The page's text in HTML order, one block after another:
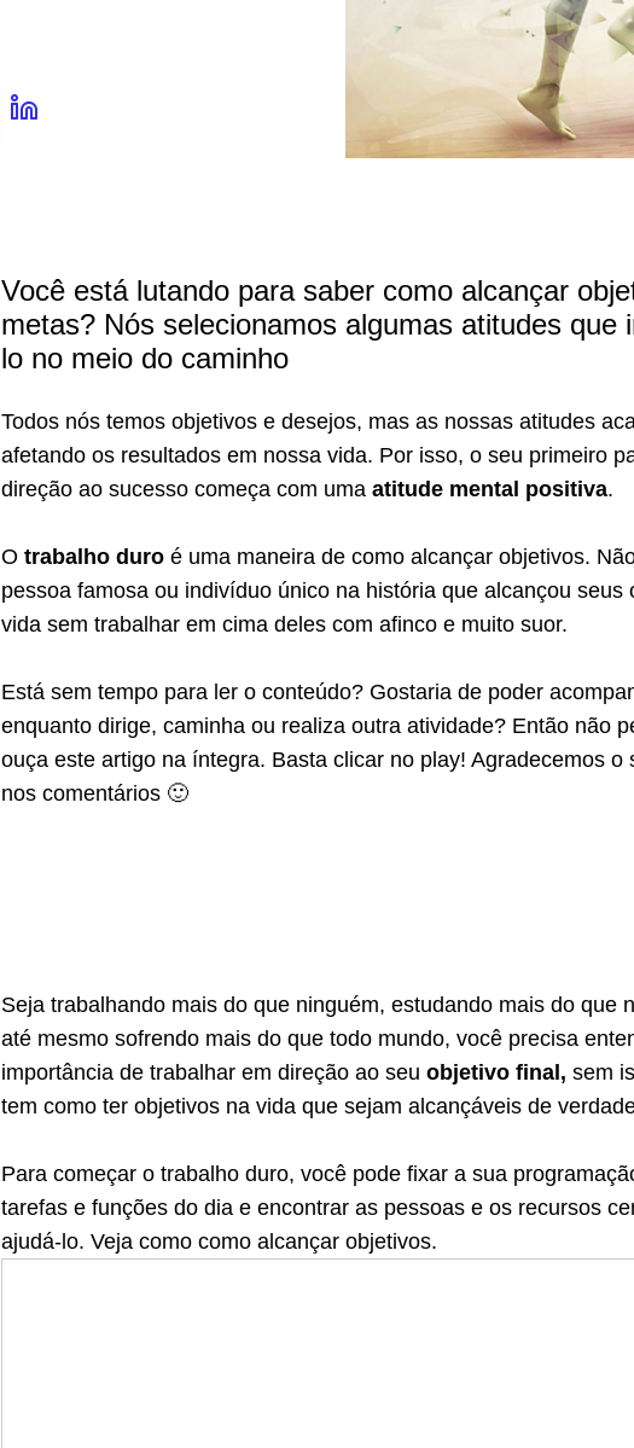
Você está lutando para saber como alcançar
metas? Nós selecionamos algumas atitudes que
lo no meio do caminho
Todos nós temos objetivos e desejos, mas as nossas atitudes
afetando os resultados em nossa vida. Por isso, o seu primeiro
direção ao sucesso começa com uma atitude mental positiva.
O trabalho duro é uma maneira de como alcançar objetivos.
pessoa famosa ou indivíduo único na história que alcançou seus
vida sem trabalhar em cima deles com afinco e muito suor.
Está sem tempo para ler o conteúdo? Gostaria de poder
enquanto dirige, caminha ou realiza outra atividade? Então não
ouça este artigo na íntegra. Basta clicar no play! Agradecemos o
nos comentários 🙂
Seja trabalhando mais do que ninguém, estudando mais do que
até mesmo sofrendo mais do que todo mundo, você precisa
importância de trabalhar em direção ao seu objetivo final, sem
tem como ter objetivos na vida que sejam alcançáveis de
Para começar o trabalho duro, você pode fixar a sua
tarefas e funções do dia e encontrar as pessoas e os recursos
ajudá-lo. Veja como como alcançar objetivos.